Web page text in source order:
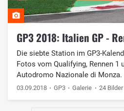
GP3 2018: Italien GP -
Die siebte Station im GP3-
Fotos vom Qualifying, Rennen 1
Autodromo Nazionale di Monza.
03.09.2018 GP3 Galerie 24 Bilder